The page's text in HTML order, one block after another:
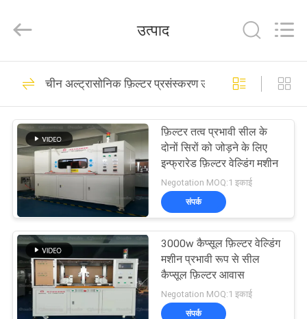
उत्पादों
हमारे
बारे
कारखाने
का
दौरा
Equipment
Co.,Ltd.
Reserved.
अल्ट्रासोनिक धातु वेल्डिंग
53
अल्ट्रासोनिक स्प्रे कोटिंग
मशीन
156
उत्पाद
चीन अल्ट्रासोनिक फ़िल्टर प्रसंस्करण उपकरण Equipment
फ़िल्टर तत्व प्रभावी सील के
दोनों सिरों को जोड़ने के लिए
इन्फ्रारेड फ़िल्टर वेल्डिंग मशीन
Negotation MOQ:1 इकाई
संपर्क
3000w कैप्सूल फ़िल्टर वेल्डिंग
मशीन प्रभावी रूप से सील
कैप्सूल फ़िल्टर आवास
Negotation MOQ:1 इकाई
संपर्क